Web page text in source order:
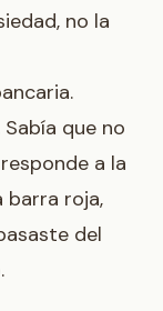
no la
que no
a la
barra roja,
del